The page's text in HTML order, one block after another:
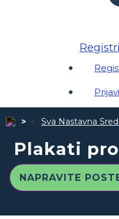
Sva Nastavna
Plakati
NAPRAVITE